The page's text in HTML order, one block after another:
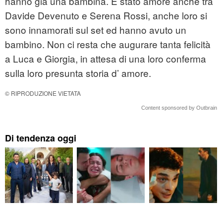
Davide Devenuto e Serena Rossi, anche loro si
sono innamorati sul set ed hanno avuto un
bambino. Non ci resta che augurare tanta felicità
a Luca e Giorgia, in attesa di una loro conferma
sulla loro presunta storia d’ amore.
© RIPRODUZIONE VIETATA
Content sponsored by Outbrain
Di tendenza oggi